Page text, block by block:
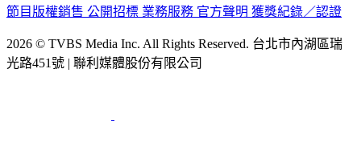
節目版權銷售 公開招標 業務服務 官方聲明 獲獎紀錄／認證
2026 © TVBS Media Inc. All Rights Reserved. 台北市內湖區瑞
光路451號 | 聯利媒體股份有限公司